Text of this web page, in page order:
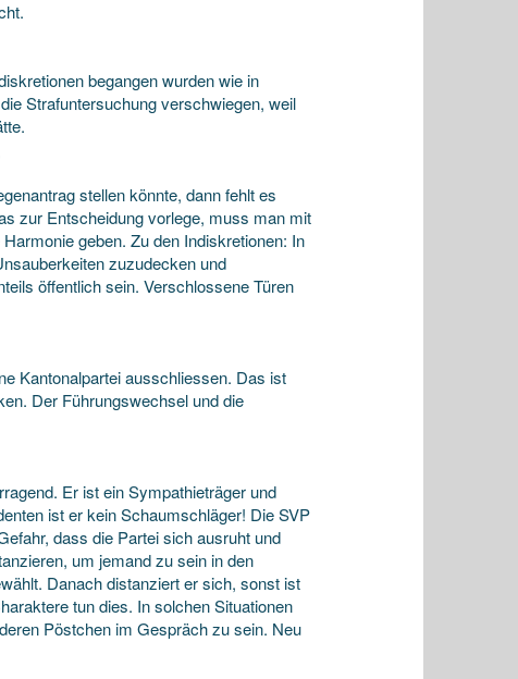
begangen wurden wie in
Strafuntersuchung verschwiegen, weil
stellen könnte, dann fehlt es
zur Entscheidung vorlege, muss man mit
geben. Zu den Indiskretionen: In
zuzudecken und
öffentlich sein. Verschlossene Türen
Kantonalpartei ausschliessen. Das ist
Der Führungswechsel und die
Er ist ein Sympathieträger und
ist er kein Schaumschläger! Die SVP
dass die Partei sich ausruht und
um jemand zu sein in den
Danach distanziert er sich, sonst ist
tun dies. In solchen Situationen
Pöstchen im Gespräch zu sein. Neu